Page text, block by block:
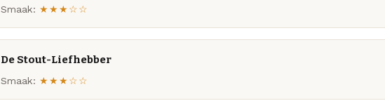
Smaak: ★★★☆☆
De Stout-Liefhebber
Smaak: ★★★☆☆